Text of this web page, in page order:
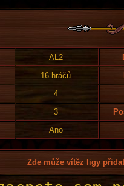
AL2
16 hráčů
4
3
Ano
Zde může vítěz ligy